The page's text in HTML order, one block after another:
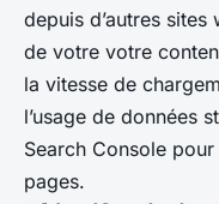
depuis d’autres
de votre votre
la vitesse de
l’usage de données
Search Console
pages.